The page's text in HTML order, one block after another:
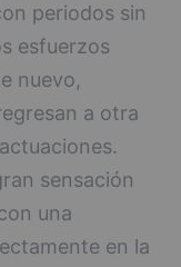
periodos sin
esfuerzos
nuevo,
a otra
sensación
una
en la